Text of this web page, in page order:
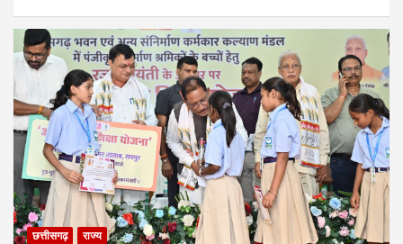
छत्तीसगढ़ राज्य